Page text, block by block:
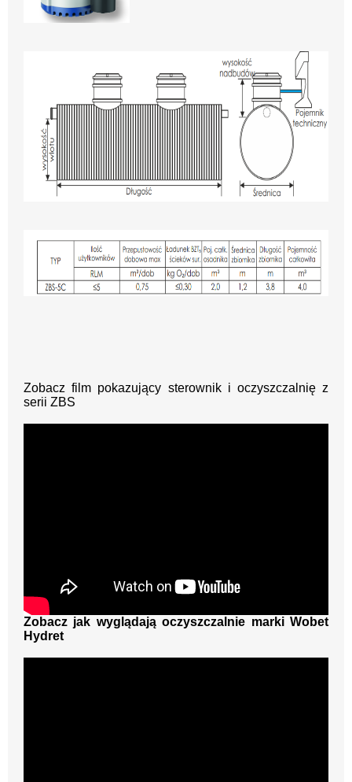
Zobacz film pokazujący sterownik i oczyszczalnię z
serii ZBS
Zobacz jak wyglądają oczyszczalnie marki Wobet
Hydret